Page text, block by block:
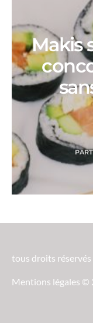
Makis
tous droits
Mentions légales ©